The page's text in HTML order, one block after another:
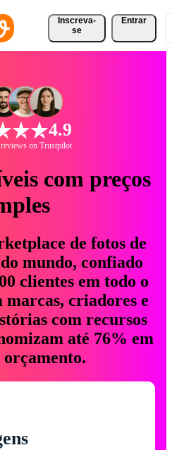
Inscreva-
se
Entrar
4.9
on Trustpilot
com preços
de fotos de
mundo, confiado
clientes em todo o
criadores e
com recursos
até 76% em
orçamento.